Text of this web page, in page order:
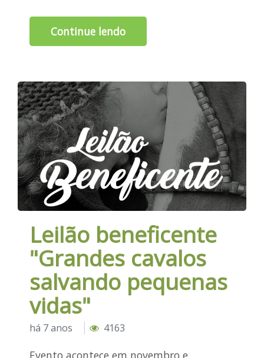
Continue lendo
Leilão beneficente
"Grandes cavalos
salvando pequenas
vidas"
há 7 anos 4163
Evento acontece em novembro e